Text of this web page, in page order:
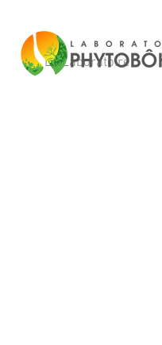
Le Laboratoire